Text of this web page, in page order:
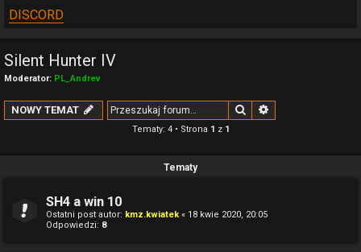
DISCORD
Silent Hunter IV
Moderator: PL_Andrev
NOWY TEMAT Szukaj
Tematy: 4 • Strona 1 z 1
Tematy
SH4 a win 10
Ostatni post autor: kmz.kwiatek« 18 kwie 2020, 20:05
Odpowiedzi: 8